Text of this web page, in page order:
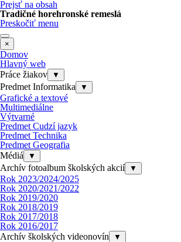
Prejsť na obsah
Tradičné horehronské remeslá
Preskočiť menu
×
Domov
Hlavný web
Práce žiakov
▼
Predmet Informatika ▼
Grafické a textové
Multimediálne
Výtvarné
Predmet Cudzí jazyk
Predmet Technika
Predmet Geografia
Médiá
▼
Archív fotoalbum školských akcií ▼
Rok 2023/2024/2025
Rok 2020/2021/2022
Rok 2019/2020
Rok 2018/2019
Rok 2017/2018
Rok 2016/2017
Archív školských videonovín
▼